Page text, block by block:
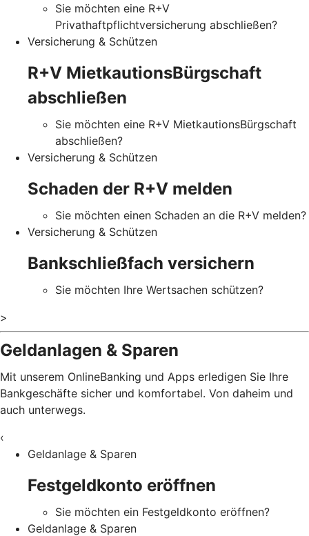
Sie möchten eine R+V
Privathaftpflichtversicherung abschließen?
Versicherung & Schützen
R+V MietkautionsBürgschaft
abschließen
Sie möchten eine R+V MietkautionsBürgschaft
abschließen?
Versicherung & Schützen
Schaden der R+V melden
Sie möchten einen Schaden an die R+V melden?
Versicherung & Schützen
Bankschließfach versichern
Sie möchten Ihre Wertsachen schützen?
>
Geldanlagen & Sparen
Mit unserem OnlineBanking und Apps erledigen Sie Ihre
Bankgeschäfte sicher und komfortabel. Von daheim und
auch unterwegs.
‹
Geldanlage & Sparen
Festgeldkonto eröffnen
Sie möchten ein Festgeldkonto eröffnen?
Geldanlage & Sparen